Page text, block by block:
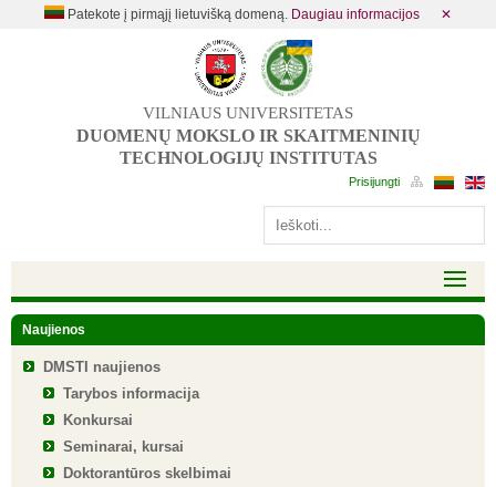
Patekote į pirmąjį lietuvišką domeną. Daugiau informacijos ✕
VILNIAUS UNIVERSITETAS
DUOMENŲ MOKSLO IR SKAITMENINIŲ
TECHNOLOGIJŲ INSTITUTAS
Naujienos
DMSTI naujienos
Tarybos informacija
Konkursai
Seminarai, kursai
Doktorantūros skelbimai